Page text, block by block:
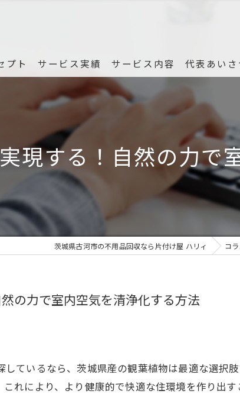
プト サービス実績 サービス内容 代表あいさ
現する！自然の力で
茨城県古河市の不用品回収なら片付け屋 ハリィ コ
の力で室内空気を清浄化する方法
しているなら、茨城県産の観葉植物は最適な選
れにより、より健康的で快適な住環境を作り出